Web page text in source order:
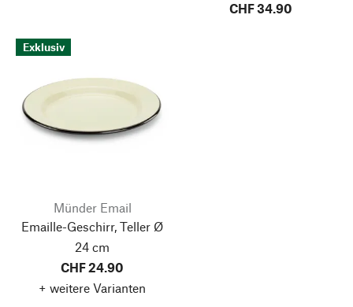
CHF 34.90
Exklusiv
Münder Email
Emaille-Geschirr, Teller Ø
24 cm
CHF 24.90
+ weitere Varianten